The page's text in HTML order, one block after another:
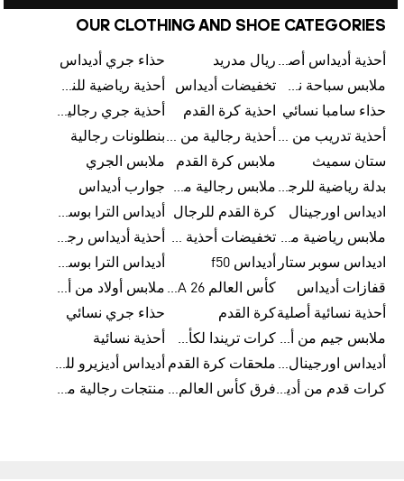
OUR CLOTHING AND SHOE CATEGORIES
أحذية أديداس أصلية ريال مدريد
حذاء جري أديداس
ملابس سباحة نسائية من أديداس
تخفيضات أديداس
أحذية رياضية للنساء
حذاء سامبا نسائي
احذية كرة القدم
أحذية جري رجالية من أديداس
أحذية تدريب من أديداس
أحذية رجالية من أديداس بتخفيضاتبنطلونات رجالية
ستان سميث
ملابس كرة القدم
ملابس الجري
بدلة رياضية للرجال
ملابس رجالية من أديداس بتخفيضات
جوارب أديداس
اديداس اورجينال
كرة القدم للرجال
أديداس الترا بوست رجالي
ملابس رياضية من أديداس
تخفيضات أحذية رجالية من أديداس
أحذية أديداس رجالية
اديداس سوبر ستار
أديداس f50
أديداس الترا بوست
قفازات أديداس
كأس العالم FIFA 26™
ملابس أولاد من أديداس
أحذية نسائية أصلية كرة القدم
حذاء جري نسائي
ملابس جيم من أديداس
كرات تريندا لكأس العالم FIFA 26™
أحذية نسائية
أديداس اورجينال نسائي ملحقات كرة القدم
أديداس أديزيرو للجري
كرات قدم من أديداس
فرق كأس العالم FIFA 26™ منتجات رجالية من أديداس